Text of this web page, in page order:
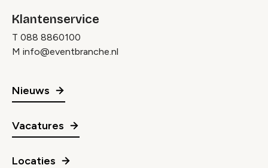
Klantenservice
T 088 8860100
M info@eventbranche.nl
Nieuws
Vacatures
Locaties